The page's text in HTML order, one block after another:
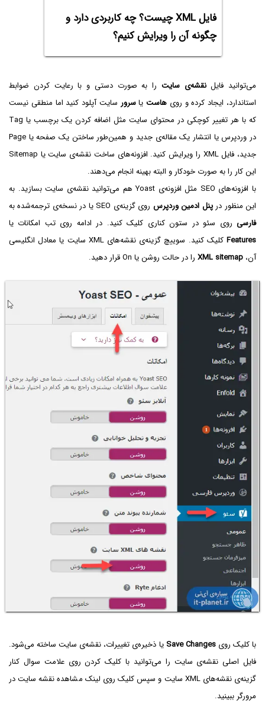
فایل XML چیست؟ چه کاربردی دارد و
چگونه آن را ویرایش کنیم؟
می‌توانید فایلنقشه‌ی سایت را به صورت دستی و با رعایت کردن ضوابط
استاندارد، ایجاد کرده و روی هاستیاسرورسایت آپلود کنید اما منطقی نیست
که با هر تغییر کوچکی در محتوای سایت مثل اضافه کردن یک برچسب یا Tag
در وردپرس یا انتشار یک مقاله‌ی جدید و همین‌طور ساختن یک صفحه یا Page
جدید، فایل XML را ویرایش کنید. افزونه‌های ساخت نقشه‌ی سایت یا Sitemap
این کار را به صورت خودکار و البته بهینه انجام می‌دهند.
با افزونه‌‌های SEO مثل افزونه‌ی Yoast هم می‌توانید نقشه‌ی سایت بسازید. به
این منظور درپنل ادمین وردپرس روی گزینه‌ی SEO یا در نسخه‌ی ترجمه‌شده به
فارسی روی سئو در ستون کناری کلیک کنید. در ادامه روی تب امکانات یا
Features
کلیک کنید. سوییچ گزینه‌ی نقشه‌های XML سایت یا معادل انگلیسی
آن، XML sitemap را در حالت روشن یا On قرار دهید.
با کلیک رویSave Changes یا ذخیره‌ی تغییرات، نقشه‌ی سایت ساخته می‌شود.
فایل اصلی نقشه‌ی سایت را می‌توانید با کلیک کردن روی علامت سوال کنار
گزینه‌ی نقشه‌های XML سایت و سپس کلیک روی لینک مشاهده نقشه سایت در
مرورگر ببینید.